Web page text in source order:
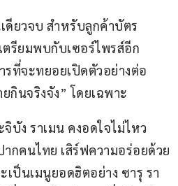
ดียวจบ สำหรับลูกค้าบัตร
ตรียมพบกับเซอร์ไพรส์อีก
ที่จะทยอยเปิดตัวอย่างต่อ
กินจริงจัง” โดยเฉพาะ
ง ราเมน คงอดใจไม่ไหว
กคนไทย เสิร์ฟความอร่อยด้วย
เป็นเมนูยอดฮิตอย่าง ซารุ รา